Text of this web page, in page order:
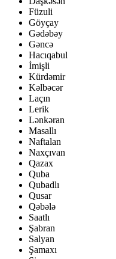
Füzuli
Göyçay
Gədəbəy
Gəncə
Hacıqabul
İmişli
Kürdəmir
Kəlbəcər
Laçın
Lerik
Lənkəran
Masallı
Naftalan
Naxçıvan
Qazax
Quba
Qubadlı
Qusar
Qəbələ
Saatlı
Şabran
Salyan
Şamaxı